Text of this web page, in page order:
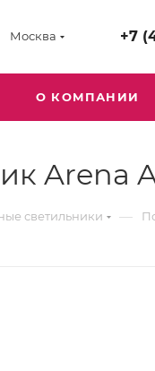
Москва +7
О КОМПАНИИ
Arena
светильники —